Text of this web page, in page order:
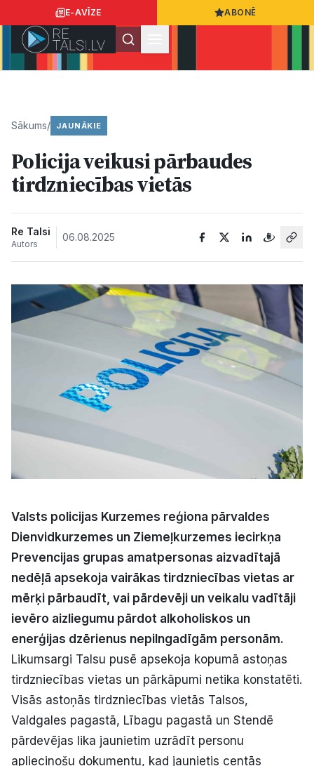
E-AVĪZE ABONĒ
Ziņas
Sports
Kultūra
Bizness
Vieta
Sludinājumi
Pasākumi
Reklāma
Politiskā reklāma
Par mums
Kontakti
Ziņo redakcijai
Sākums/ JAUNĀKIE
Policija veikusi pārbaudes
tirdzniecības vietās
Re Talsi
Autors
06.08.2025
Valsts policijas Kurzemes reģiona pārvaldes
Dienvidkurzemes un Ziemeļkurzemes iecirkņa
Prevencijas grupas amatpersonas aizvadītajā
nedēļā apsekoja vairākas tirdzniecības vietas ar
mērķi pārbaudīt, vai pārdevēji un veikalu vadītāji
ievēro aizliegumu pārdot alkoholiskos un
enerģijas dzērienus nepilngadīgām personām.
Likumsargi Talsu pusē apsekoja kopumā astoņas
tirdzniecības vietas un pārkāpumi netika konstatēti.
Visās astoņās tirdzniecības vietās Talsos,
Valdgales pagastā, Lībagu pagastā un Stendē
pārdevējas lika jaunietim uzrādīt personu
apliecinošu dokumentu, kad jaunietis centās